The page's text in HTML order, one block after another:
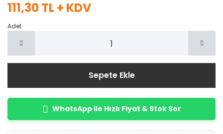
111,30 TL + KDV
Adet
Sepete Ekle
WhatsApp ile Hızlı Fiyat & Stok Sor